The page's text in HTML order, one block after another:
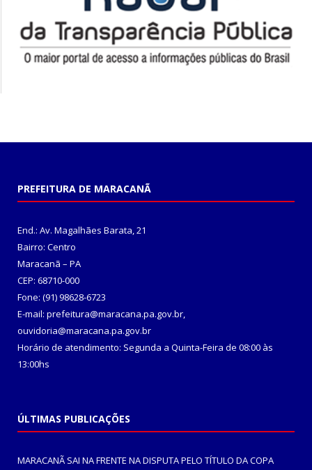
PREFEITURA DE MARACANÃ
End.: Av. Magalhães Barata, 21
Bairro: Centro
Maracanã – PA
CEP: 68710-000
Fone: (91) 98628-6723
E-mail: prefeitura@maracana.pa.gov.br,
ouvidoria@maracana.pa.gov.br
Horário de atendimento: Segunda a Quinta-Feira de 08:00 às
13:00hs
ÚLTIMAS PUBLICAÇÕES
MARACANÃ SAI NA FRENTE NA DISPUTA PELO TÍTULO DA COPA